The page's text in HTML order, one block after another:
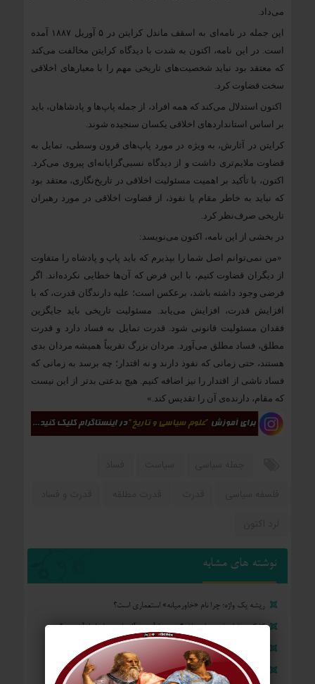
می‌داد.
این جمله‌ در نامه‌ای به اسقف ماندل کرایتن در ۵ آوریل ۱۸۸۷ آمده
است. در این نامه، اکتون به شدت با دیدگاه کرایتن مخالفت می‌کند
که معتقد بود نباید شخصیت‌های تاریخی مهم را با معیارهای اخلاقی
سخت قضاوت کرد.
اکتون استدلال می‌کند که همه افراد، از جمله پاپ‌ها و پادشاهان، باید
بر اساس استانداردهای اخلاقی یکسان سنجیده شوند.
کرایتن در آثارش، به ویژه در مورد پاپ‌های قرون وسطی، تمایل به
قضاوت ملایم‌تری داشت و از دیدگاه نسبی‌گرایانه‌ای پیروی می‌کرد.
اکتون، با تأکید بر اهمیت مسئولیت اخلاقی در تاریخ‌نگاری، معتقد بود
که نباید به خاطر مقام یا نفوذ، از قضاوت اخلاقی در مورد رهبران
تاریخی صرف‌نظر کرد.
در بخشی از این نامه، اکتون می‌نویسد:
«من نمی‌توانم اصل شما را بپذیرم که باید پاپ و پادشاه را متفاوت
از دیگران قضاوت کنیم، با این فرض که آن‌ها خطایی نکرده‌اند. اگر
فرضی وجود داشته باشد، برعکس است؛ علیه دارندگان قدرت، که با
افزایش قدرت، افزایش می‌یابد. مسئولیت تاریخی باید جایگزین
فقدان مسئولیت قانونی شود. قدرت تمایل به فساد دارد و قدرت
مطلق، فساد مطلق می‌آورد. مردان بزرگ تقریباً همیشه مردان بدی
هستند، حتی زمانی که نفوذ دارند و نه اقتدار؛ چه برسد به زمانی که
فساد ناشی از اقتدار را نیز اضافه کنیم. هیچ بدعتی بدتر از این نیست
که مقام، دارنده‌ی آن را تقدیس کند.»
نوشته های مشابه
ریشه یک واژه؛ چرا نام «خاورمیانه» استعماری است؟
کارکرد رضا پهلوی برای واشنگتن و تل‌آویو؛ «آلترناتیو» یا «ابزار آشوب»؟
آمریکا: از مستعمره بریتانیا تا ایالات متحده
بزرگ‌ترین رنج بشر چیست؟